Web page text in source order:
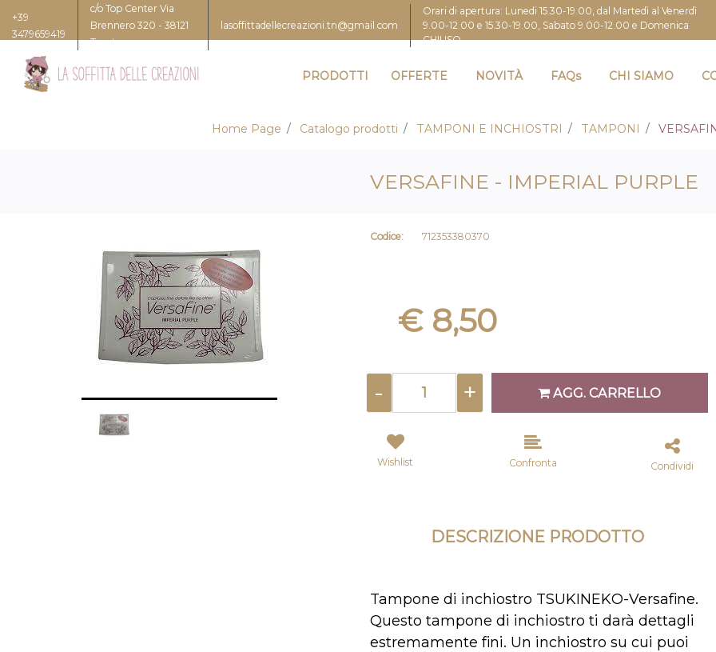
+39
3479659419
c/o Top Center Via
Brennero 320 - 38121
Trento
lasoffittadellecreazioni.tn@gmail.com
Orari di apertura: Lunedi 15.30-19.00, dal Martedì al Venerdì
9.00-12.00 e 15.30-19.00, Sabato 9.00-12.00 e Domenica
CHIUSO
PRODOTTI OFFERTE NOVITÀ FAQs CHI SIAMO
Home Page Catalogo prodotti TAMPONI E INCHIOSTRI TAMPONI
VERSAFINE - IMPERIAL PURPLE
Codice: 712353380370
€ 8,50
AGG. CARRELLO
Wishlist Confronta Condividi
DESCRIZIONE PRODOTTO
Tampone di inchiostro TSUKINEKO-Versafine.
Questo tampone di inchiostro ti darà dettagli
estremamente fini. Un inchiostro su cui puoi